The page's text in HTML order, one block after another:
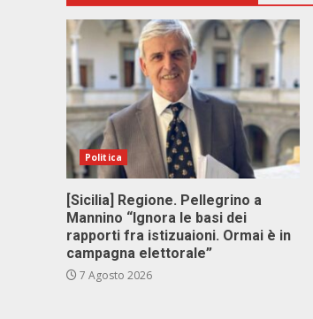
Politica
[Sicilia] Regione. Pellegrino a
Mannino “Ignora le basi dei
rapporti fra istizuaioni. Ormai è in
campagna elettorale”
7 Agosto 2026